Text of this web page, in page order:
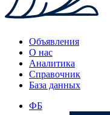
Объявления
О нас
Аналитика
Справочник
База данных
ФБ